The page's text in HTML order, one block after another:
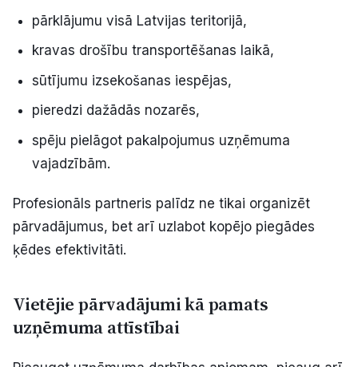
pārklājumu visā Latvijas teritorijā,
kravas drošību transportēšanas laikā,
sūtījumu izsekošanas iespējas,
pieredzi dažādās nozarēs,
spēju pielāgot pakalpojumus uzņēmuma
vajadzībām.
Profesionāls partneris palīdz ne tikai organizēt
pārvadājumus, bet arī uzlabot kopējo piegādes
ķēdes efektivitāti.
Vietējie pārvadājumi kā pamats
uzņēmuma attīstībai